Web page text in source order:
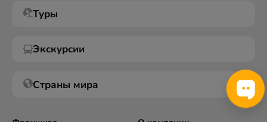
Туры
Экскурсии
Страны мира